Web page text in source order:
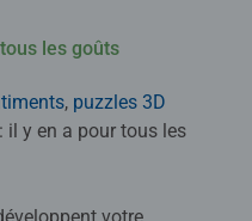
les goûts
, puzzles 3D
: il y en a pour tous les